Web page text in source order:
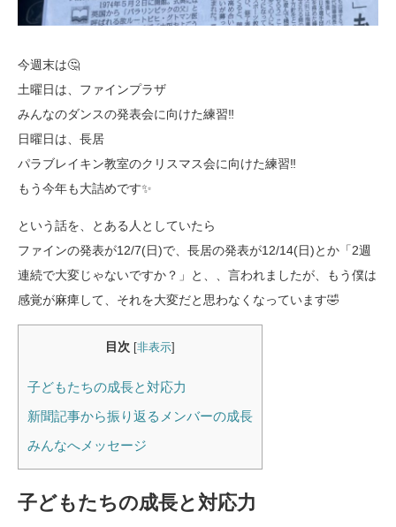
今週末は🤔
土曜日は、ファインプラザ
みんなのダンスの発表会に向けた練習‼️
日曜日は、長居
パラブレイキン教室のクリスマス会に向けた練習‼️
もう今年も大詰めです✨
という話を、とある人としていたら
ファインの発表が12/7(日)で、長居の発表が12/14(日)とか「2週
連続で大変じゃないですか？」と、、言われましたが、もう僕は
感覚が麻痺して、それを大変だと思わなくなっています🤣
目次 [非表示]
子どもたちの成長と対応力
新聞記事から振り返るメンバーの成長
みんなへメッセージ
子どもたちの成長と対応力